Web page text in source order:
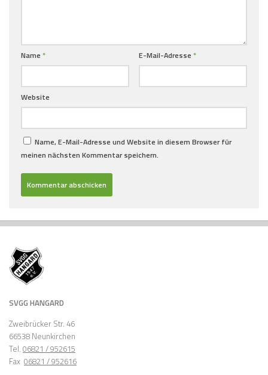
Name * E-Mail-Adresse *
Website
Name, E-Mail-Adresse und Website in diesem Browser für
meinen nächsten Kommentar speichern.
SVGG HANGARD
Zweibrücker Str. 46
66538 Neunkirchen
Tel. 06821 / 952615
Fax 06821 / 952616